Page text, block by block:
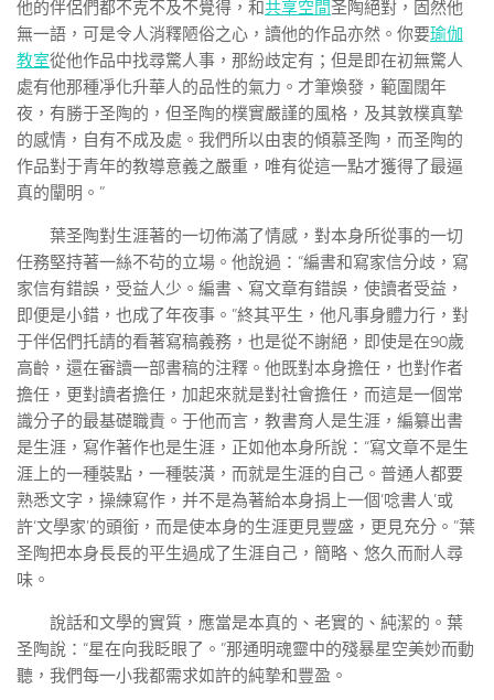
他的伴侶們都不克不及不覺得，和共享空間圣陶絕對，固然他
無一語，可是令人消釋陋俗之心，讀他的作品亦然。你要瑜伽
教室從他作品中找尋驚人事，那紛歧定有；但是即在初無驚人
處有他那種凈化升華人的品性的氣力。才筆煥發，範圍闊年
夜，有勝于圣陶的，但圣陶的樸實嚴謹的風格，及其敦樸真摯
的感情，自有不成及處。我們所以由衷的傾慕圣陶，而圣陶的
作品對于青年的教導意義之嚴重，唯有從這一點才獲得了最逼
真的闡明。”
葉圣陶對生涯著的一切佈滿了情感，對本身所從事的一切
任務堅持著一絲不茍的立場。他說過：“編書和寫家信分歧，寫
家信有錯誤，受益人少。編書、寫文章有錯誤，使讀者受益，
即便是小錯，也成了年夜事。”終其平生，他凡事身體力行，對
于伴侶們托請的看著寫稿義務，也是從不謝絕，即使是在90歲
高齡，還在審讀一部書稿的注釋。他既對本身擔任，也對作者
擔任，更對讀者擔任，加起來就是對社會擔任，而這是一個常
識分子的最基礎職責。于他而言，教書育人是生涯，編纂出書
是生涯，寫作著作也是生涯，正如他本身所說：“寫文章不是生
涯上的一種裝點，一種裝潢，而就是生涯的自己。普通人都要
熟悉文字，操練寫作，并不是為著給本身捐上一個‘唸書人’或
許‘文學家’的頭銜，而是使本身的生涯更見豐盛，更見充分。”葉
圣陶把本身長長的平生過成了生涯自己，簡略、悠久而耐人尋
味。
說話和文學的實質，應當是本真的、老實的、純潔的。葉
圣陶說：“星在向我眨眼了。”那通明魂靈中的殘暴星空美妙而動
聽，我們每一小我都需求如許的純摯和豐盈。